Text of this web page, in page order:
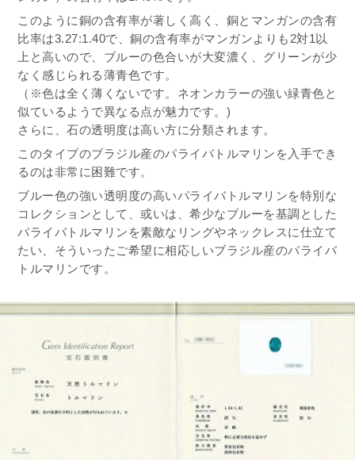
このように銅の含有率が著しく高く、銅とマンガンの含有
比率は3.27:1.40で、銅の含有率がマンガンよりも2対1以
上と高いので、ブルーの色合いが大変濃く、グリーンが少
なく感じられる薄青色です。
（※色は全く薄くないです。ネオンカラーの強い緑青色と
似ているようで異なる点が魅力です。)
さらに、石の透明度は高い方に分類されます。
このタイプのブラジル産のパライバトルマリンを入手でき
るのは非常に困難です。
ブルー色の強い透明度の高いパライバトルマリンを特別な
コレクションとして、或いは、希少なブルーを基調とした
パライバトルマリンを素敵なリングやネックレスに仕立て
たい、そういったご希望に相応しいブラジル産のパライバ
トルマリンです。